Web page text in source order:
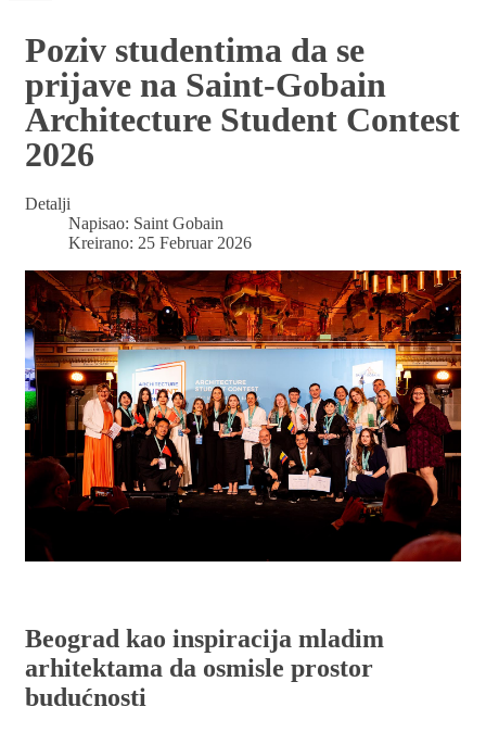
Poziv studentima da se
prijave na Saint-Gobain
Architecture Student Contest
2026
Detalji
Napisao: Saint Gobain
Kreirano: 25 Februar 2026
Beograd kao inspiracija mladim
arhitektama da osmisle prostor
budućnosti